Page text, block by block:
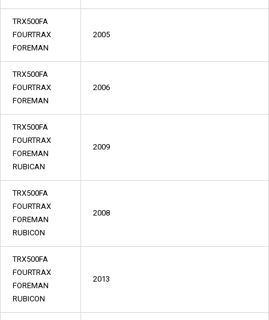
TRX500FA
FOURTRAX
FOREMAN
2005
TRX500FA
FOURTRAX
FOREMAN
2006
TRX500FA
FOURTRAX
FOREMAN
RUBICAN
2009
TRX500FA
FOURTRAX
FOREMAN
RUBICON
2008
TRX500FA
FOURTRAX
FOREMAN
RUBICON
2013